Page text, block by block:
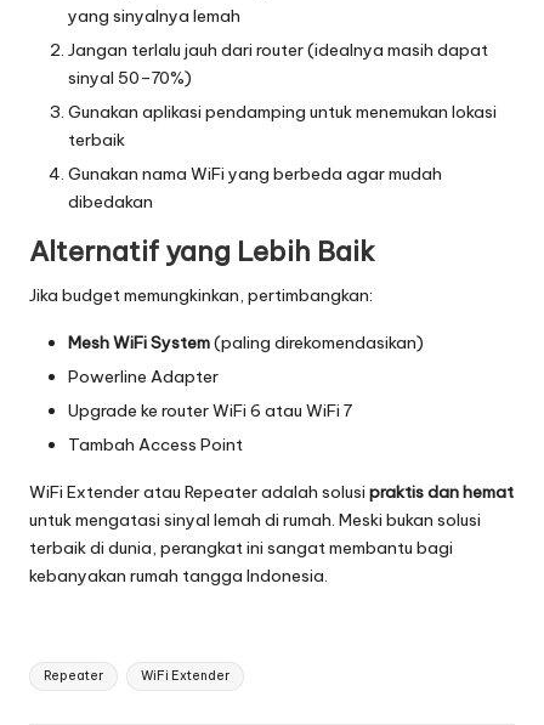
yang sinyalnya lemah
Jangan terlalu jauh dari router (idealnya masih dapat
sinyal 50–70%)
Gunakan aplikasi pendamping untuk menemukan lokasi
terbaik
Gunakan nama WiFi yang berbeda agar mudah
dibedakan
Alternatif yang Lebih Baik
Jika budget memungkinkan, pertimbangkan:
Mesh WiFi System(paling direkomendasikan)
Powerline Adapter
Upgrade ke router WiFi 6 atau WiFi 7
Tambah Access Point
WiFi Extender atau Repeater adalah solusi praktis dan hemat
untuk mengatasi sinyal lemah di rumah. Meski bukan solusi
terbaik di dunia, perangkat ini sangat membantu bagi
kebanyakan rumah tangga Indonesia.
Tags:
Repeater WiFi Extender